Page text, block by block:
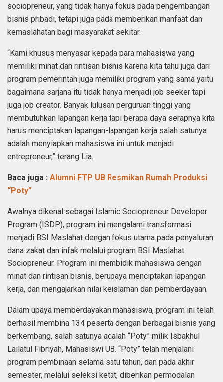
sociopreneur, yang tidak hanya fokus pada pengembangan
bisnis pribadi, tetapi juga pada memberikan manfaat dan
kemaslahatan bagi masyarakat sekitar.
“Kami khusus menyasar kepada para mahasiswa yang
memiliki minat dan rintisan bisnis karena kita tahu juga dari
program pemerintah juga memiliki program yang sama yaitu
bagaimana sarjana itu tidak hanya menjadi job seeker tapi
juga job creator. Banyak lulusan perguruan tinggi yang
membutuhkan lapangan kerja tapi berapa daya serapnya kita
harus menciptakan lapangan-lapangan kerja salah satunya
adalah menyiapkan mahasiswa ini untuk menjadi
entrepreneur,” terang Lia.
Baca juga : Alumni FTP UB Resmikan Rumah Produksi
“Poty”
Awalnya dikenal sebagai Islamic Sociopreneur Developer
Program (ISDP), program ini mengalami transformasi
menjadi BSI Maslahat dengan fokus utama pada penyaluran
dana zakat dan infak melalui program BSI Maslahat
Sociopreneur. Program ini membidik mahasiswa dengan
minat dan rintisan bisnis, berupaya menciptakan lapangan
kerja, dan mengajarkan nilai keislaman dan pemberdayaan.
Dalam upaya memberdayakan mahasiswa, program ini telah
berhasil membina 134 peserta dengan berbagai bisnis yang
berkembang, salah satunya adalah “Poty” milik Isbakhul
Lailatul Fibriyah, Mahasiswi UB. “Poty” telah menjalani
program pembinaan selama satu tahun, dan pada akhir
semester, melalui seleksi ketat, diberikan permodalan